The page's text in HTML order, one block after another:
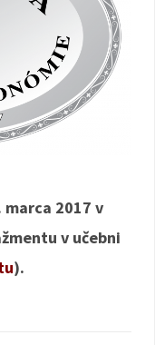
marca 2017 v
v učebni
).